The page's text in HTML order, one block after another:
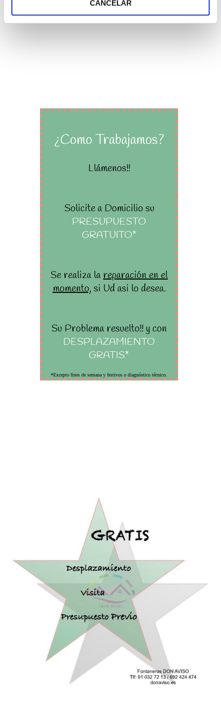
CANCELAR
PORQUE NOS PREOCUPAMOS Y NOS ESFORZAMOS
AL MÁXIMO POR NUESTROS CLIENTES.
¿Como Trabajamos?
Llámenos!!
Solicite a Domicilio su
PRESUPUESTO
GRATUITO*
Se realiza lareparación en el
momento, si Ud asi lo desea.
Su Problema resuelto!! y con
DESPLAZAMIENTO
GRATIS*
*Excepto fines de semana y festivos o diagnóstico técnico.